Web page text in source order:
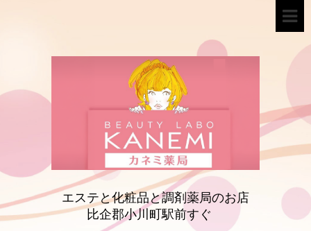
エステと化粧品と調剤薬局のお店
比企郡小川町駅前すぐ